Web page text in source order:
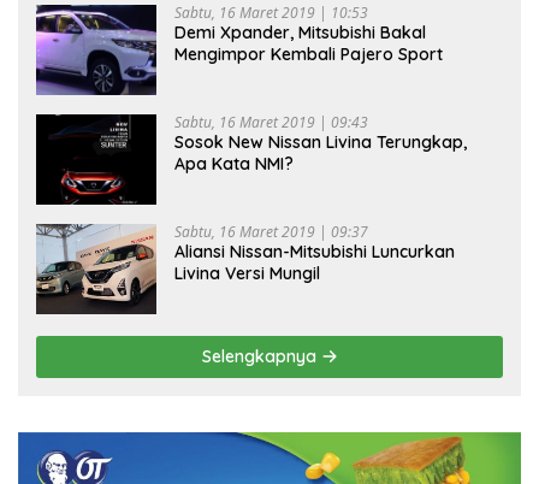
Sabtu, 16 Maret 2019 | 10:53
Demi Xpander, Mitsubishi Bakal
Mengimpor Kembali Pajero Sport
Sabtu, 16 Maret 2019 | 09:43
Sosok New Nissan Livina Terungkap,
Apa Kata NMI?
Sabtu, 16 Maret 2019 | 09:37
Aliansi Nissan-Mitsubishi Luncurkan
Livina Versi Mungil
Selengkapnya